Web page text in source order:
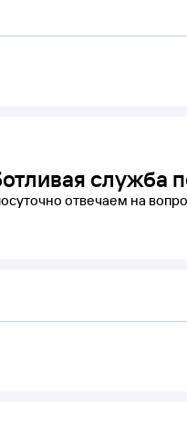
служба
отвечаем на